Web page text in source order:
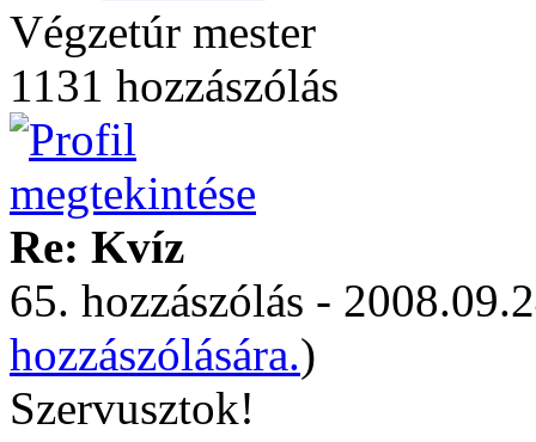
Végzetúr mester
1131 hozzászólás
Re: Kvíz
65. hozzászólás -
hozzászólására.)
Szervusztok!